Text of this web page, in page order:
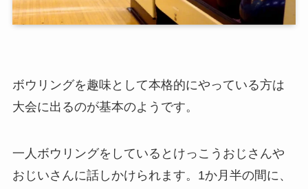
ボウリングを趣味として本格的にやっている方は
大会に出るのが基本のようです。
一人ボウリングをしているとけっこうおじさんや
おじいさんに話しかけられます。1か月半の間に、